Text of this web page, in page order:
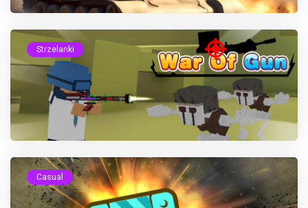
Strzelanki
Casual